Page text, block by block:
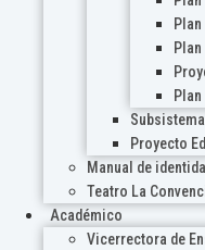
Proyecto
Manual de
Teatro La
Académico
Vicerrectora de